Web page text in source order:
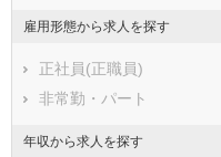
鹿児島県
雇用形態から求人を探す
正社員(正職員)
非常勤・パート
年収から求人を探す